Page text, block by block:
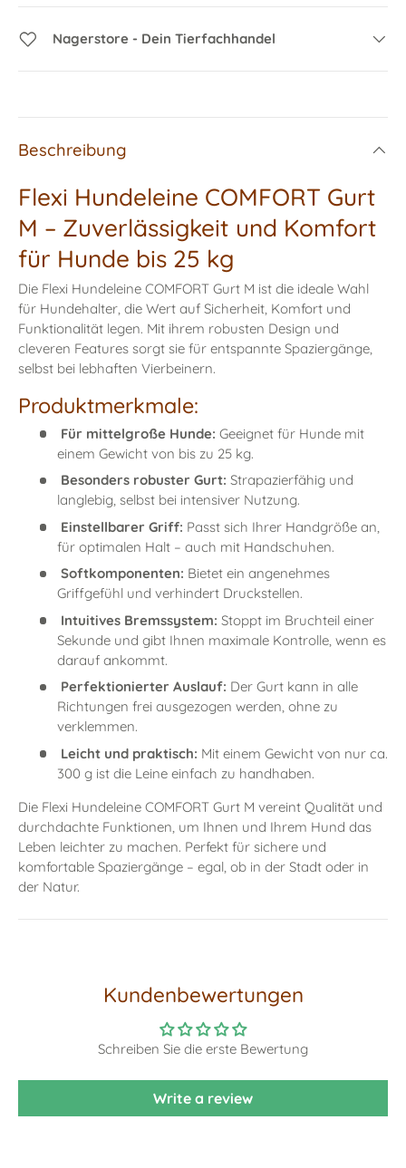
Nagerstore - Dein Tierfachhandel
Beschreibung
Flexi Hundeleine COMFORT Gurt
M – Zuverlässigkeit und Komfort
für Hunde bis 25 kg
Die Flexi Hundeleine COMFORT Gurt M ist die ideale Wahl
für Hundehalter, die Wert auf Sicherheit, Komfort und
Funktionalität legen. Mit ihrem robusten Design und
cleveren Features sorgt sie für entspannte Spaziergänge,
selbst bei lebhaften Vierbeinern.
Produktmerkmale:
Für mittelgroße Hunde: Geeignet für Hunde mit
einem Gewicht von bis zu 25 kg.
Besonders robuster Gurt: Strapazierfähig und
langlebig, selbst bei intensiver Nutzung.
Einstellbarer Griff: Passt sich Ihrer Handgröße an,
für optimalen Halt – auch mit Handschuhen.
Softkomponenten: Bietet ein angenehmes
Griffgefühl und verhindert Druckstellen.
Intuitives Bremssystem: Stoppt im Bruchteil einer
Sekunde und gibt Ihnen maximale Kontrolle, wenn es
darauf ankommt.
Perfektionierter Auslauf: Der Gurt kann in alle
Richtungen frei ausgezogen werden, ohne zu
verklemmen.
Leicht und praktisch: Mit einem Gewicht von nur ca.
300 g ist die Leine einfach zu handhaben.
Die Flexi Hundeleine COMFORT Gurt M vereint Qualität und
durchdachte Funktionen, um Ihnen und Ihrem Hund das
Leben leichter zu machen. Perfekt für sichere und
komfortable Spaziergänge – egal, ob in der Stadt oder in
der Natur.
Kundenbewertungen
Schreiben Sie die erste Bewertung
Write a review